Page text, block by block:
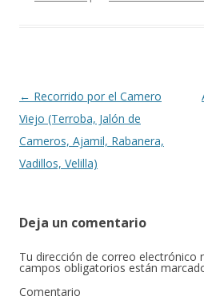
Navegación de entradas
← Recorrido por el Camero
Viejo (Terroba, Jalón de
Cameros, Ajamil, Rabanera,
Vadillos, Velilla)
Deja un comentario
Tu dirección de correo electrónico
campos obligatorios están
Comentario